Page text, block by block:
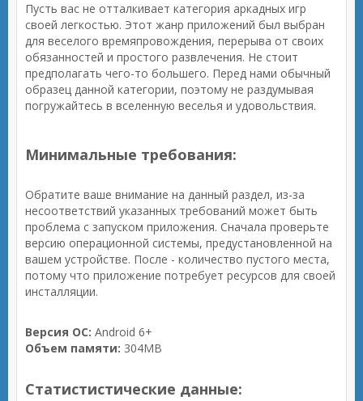
Пусть вас не отталкивает категория аркадных игр
своей легкостью. Этот жанр приложений был выбран
для веселого времяпровождения, перерыва от своих
обязанностей и простого развлечения. Не стоит
предполагать чего-то большего. Перед нами обычный
образец данной категории, поэтому не раздумывая
погружайтесь в вселенную веселья и удовольствия.
Минимальные требования:
Обратите ваше внимание на данный раздел, из-за
несоответствий указанных требований может быть
проблема с запуском приложения. Сначала проверьте
версию операционной системы, предустановленной на
вашем устройстве. После - количество пустого места,
потому что приложение потребует ресурсов для своей
инсталляции.
Версия ОС: Android 6+
Объем памяти: 304MB
Статистистические данные: